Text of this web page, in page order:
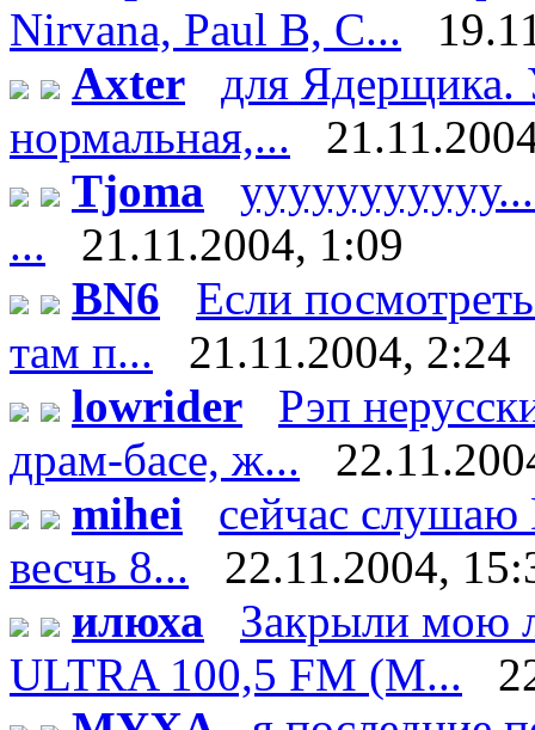
Nirvana, Paul B, C...
Axter
для Ядерщика.
нормальная,...
Tjoma
...
21.11.2004, 1:09
BN6
Если
там п...
21.11.2004, 2:24
lowrider
Рэп
драм-басе, ж...
mihei
сейчас слушаю
весчь 8...
22.11.2004,
илюха
Закрыли мою
ULTRA 100,5 FM (М...